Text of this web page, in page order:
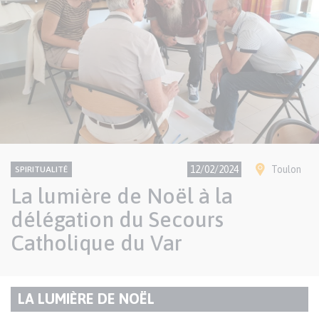
CONTENU
NATIONAL
Thème
SPIRITUALITÉ 12/02/2024 Ville(s)
Toulon
La lumière de Noël à la
délégation du Secours
Catholique du Var
Paragraphes
deTITRE
LA LUMIÈRE DE NOËL